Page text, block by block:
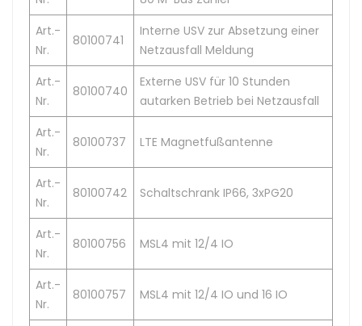
Art.-
Nr.
80100741
Interne USV zur Absetzung einer
Netzausfall Meldung
Art.-
Nr.
80100740
Externe USV für 10 Stunden
autarken Betrieb bei Netzausfall
Art.-
Nr.
80100737 LTE Magnetfußantenne
Art.-
Nr.
80100742 Schaltschrank IP66, 3xPG20
Art.-
Nr.
80100756 MSL4 mit 12/4 IO
Art.-
Nr.
80100757 MSL4 mit 12/4 IO und 16 IO